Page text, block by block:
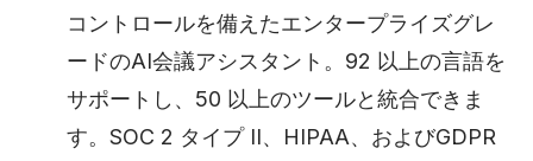
コントロールを備えたエンタープライズグレ
ードのAI会議アシスタント。92 以上の言語を
サポートし、50 以上のツールと統合できま
す。SOC 2 タイプ II、HIPAA、およびGDPR